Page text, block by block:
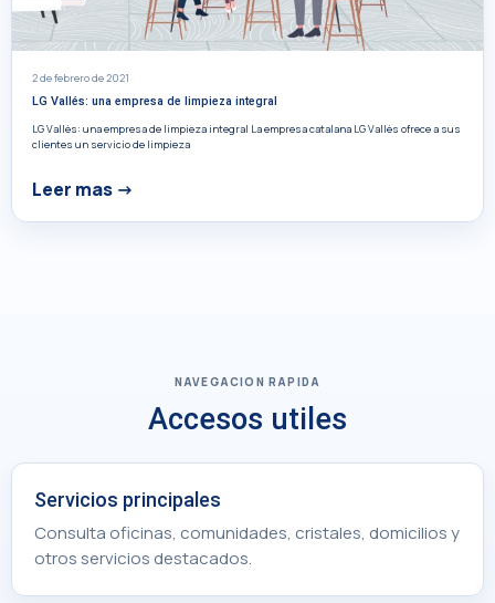
2 de febrero de 2021
LG Vallés: una empresa de limpieza integral
LG Vallès: una empresa de limpieza integral La empresa catalana LG Vallès ofrece a sus
clientes un servicio de limpieza
Leer mas
NAVEGACION RAPIDA
Accesos utiles
Servicios principales
Consulta oficinas, comunidades, cristales, domicilios y
otros servicios destacados.